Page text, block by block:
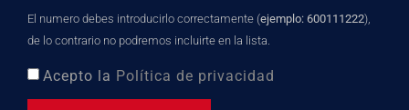
El numero debes introducirlo correctamente (ejemplo: 600111222),
de lo contrario no podremos incluirte en la lista.
Acepto la Política de privacidad